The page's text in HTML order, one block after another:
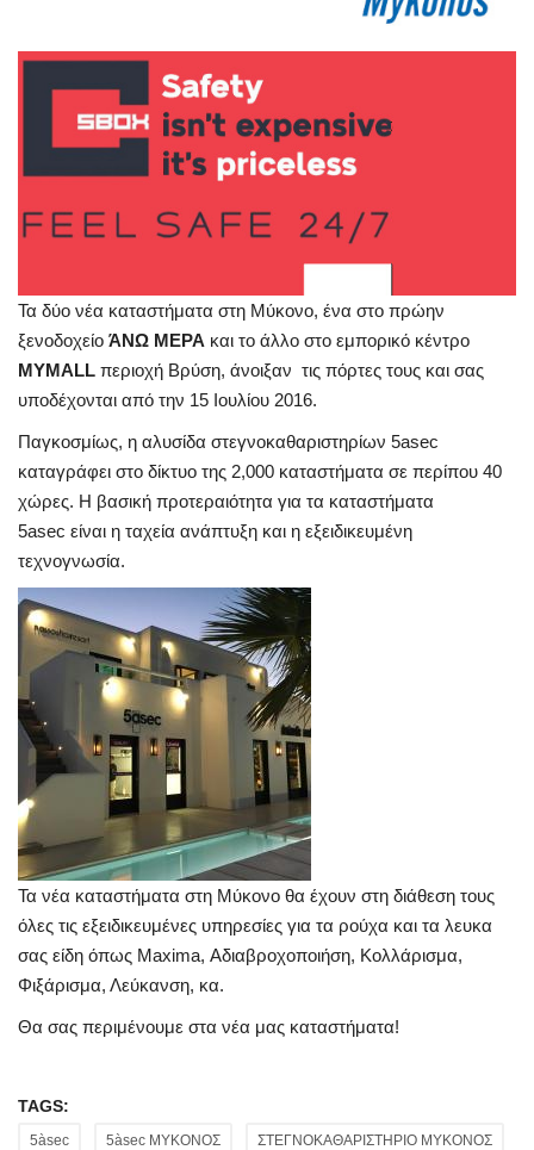
Τα δύο νέα καταστήματα στη Μύκονο, ένα στο πρώην
ξενοδοχείο ΆΝΩ ΜΕΡΑ και το άλλο στο εμπορικό κέντρο
ΜΥMALL περιοχή Βρύση, άνοιξαν τις πόρτες τους και σας
υποδέχονται από την 15 Ιουλίου 2016.
Παγκοσμίως, η αλυσίδα στεγνοκαθαριστηρίων 5asec
καταγράφει στο δίκτυο της 2,000 καταστήματα σε περίπου 40
χώρες. Η βασική προτεραιότητα για τα καταστήματα
5asec είναι η ταχεία ανάπτυξη και η εξειδικευμένη
τεχνογνωσία.
Τα νέα καταστήματα στη Μύκονο θα έχουν στη διάθεση τους
όλες τις εξειδικευμένες υπηρεσίες για τα ρούχα και τα λευκα
σας είδη όπως Maxima, Αδιαβροχοποιήση, Κολλάρισμα,
Φιξάρισμα, Λεύκανση, κα.
Θα σας περιμένουμε στα νέα μας καταστήματα!
TAGS:
5àsec 5àsec ΜΥΚΟΝΟΣ ΣΤΕΓΝΟΚΑΘΑΡΙΣΤΗΡΙΟ ΜΥΚΟΝΟΣ